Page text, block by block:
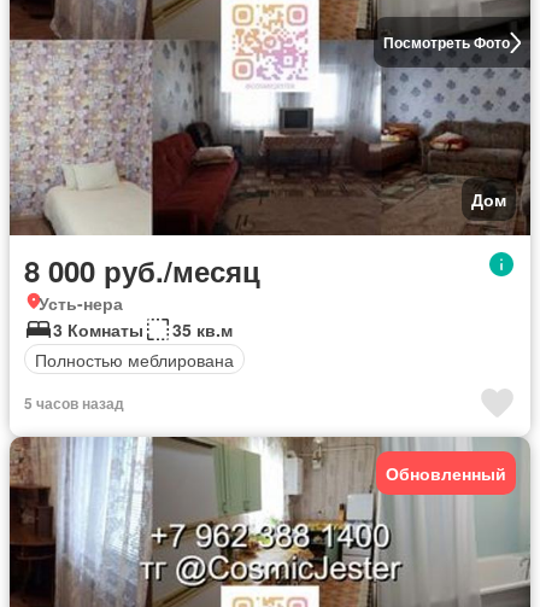
Посмотреть Фото
Дом
8 000 руб./месяц
Усть-нера
3 Комнаты
35 кв.м
Полностью меблирована
5 часов назад
Обновленный